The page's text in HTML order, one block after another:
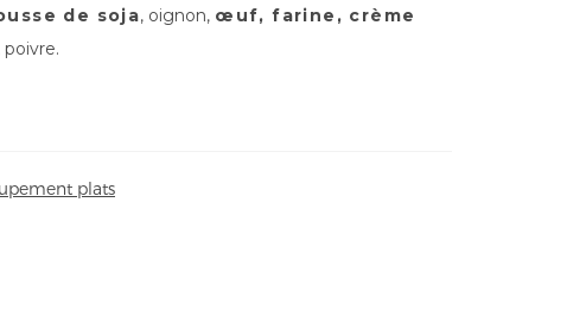
de soja, oignon, œuf, farine, crème
poivre.
plats